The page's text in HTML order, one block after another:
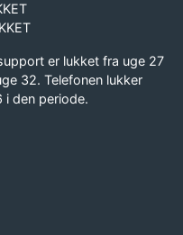
er lukket fra uge 27
32. Telefonen lukker
i den periode.